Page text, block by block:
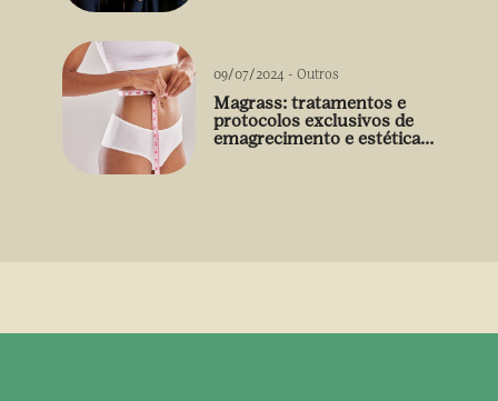
09/07/2024 - Outros
Magrass: tratamentos e
protocolos exclusivos de
emagrecimento e estética